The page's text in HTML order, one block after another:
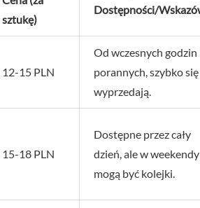
sztukę)
Dostępności/
12-15 PLN
Od wczesnych godzin
porannych, szybko się
wyprzedają.
15-18 PLN
Dostępne przez cały
dzień, ale w weekendy
mogą być kolejki.